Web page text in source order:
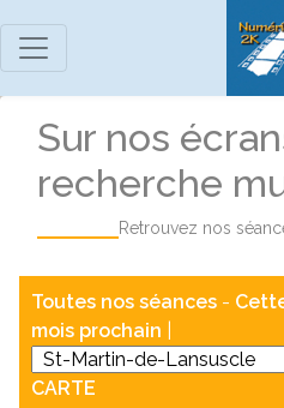
Sur nos
recherche
Retrouvez nos
Toutes nos séances -
mois prochain
CARTE